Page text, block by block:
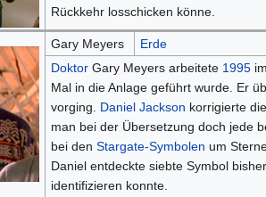
Rückkehr losschicken könne.
Gary Meyers Erde
DoktorGary Meyers arbeitete 1995im
Mal in die Anlage geführt wurde. Er
vorging. Daniel Jackson korrigierte
man bei der Übersetzung doch jede
bei den Stargate-Symbolen um
Daniel entdeckte siebte Symbol
identifizieren konnte.